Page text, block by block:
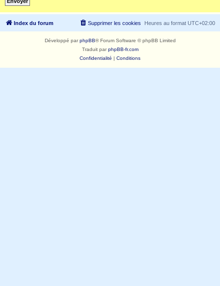
Index du forum Heures au format UTC+02:00
Supprimer les cookies
Développé parphpBB® Forum Software © phpBB Limited
Traduit parphpBB-fr.com
Confidentialité | Conditions